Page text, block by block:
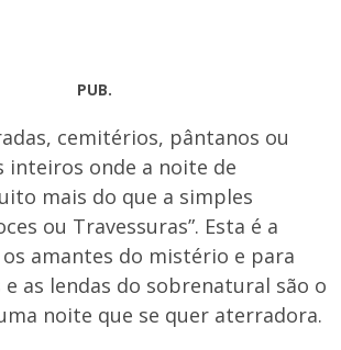
PUB.
cemitérios, pântanos ou
inteiros onde a noite de
mais do que a simples
ou Travessuras”. Esta é a
amantes do mistério e para
as lendas do sobrenatural são o
noite que se quer aterradora.